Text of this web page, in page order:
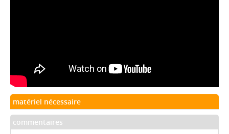
matériel nécessaire
commentaires